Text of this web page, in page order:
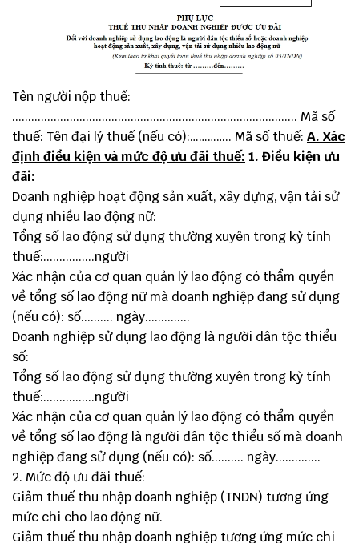
Tên người nộp thuế:
......................................................................................... Mã số
thuế: Tên đại lý thuế (nếu có):………….. Mã số thuế: A. Xác
định điều kiện và mức độ ưu đãi thuế: 1. Điều kiện ưu
đãi:
Doanh nghiệp hoạt động sản xuất, xây dựng, vận tải sử
dụng nhiều lao động nữ:
Tổng số lao động sử dụng thường xuyên trong kỳ tính
thuế:................người
Xác nhận của cơ quan quản lý lao động có thẩm quyền
về tổng số lao động nữ mà doanh nghiệp đang sử dụng
(nếu có): số.......... ngày..............
Doanh nghiệp sử dụng lao động là người dân tộc thiểu
số:
Tổng số lao động sử dụng thường xuyên trong kỳ tính
thuế:................người
Xác nhận của cơ quan quản lý lao động có thẩm quyền
về tổng số lao động là người dân tộc thiểu số mà doanh
nghiệp đang sử dụng (nếu có): số.......... ngày..............
2. Mức độ ưu đãi thuế:
Giảm thuế thu nhập doanh nghiệp (TNDN) tương ứng
mức chi cho lao động nữ.
Giảm thuế thu nhập doanh nghiệp tương ứng mức chi